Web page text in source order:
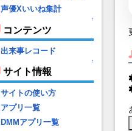
声優Xいいね集計
↑
コンテンツ
出来事レコード
↑
サイト情報
サイトの使い方
アプリ一覧
DMMアプリ一覧